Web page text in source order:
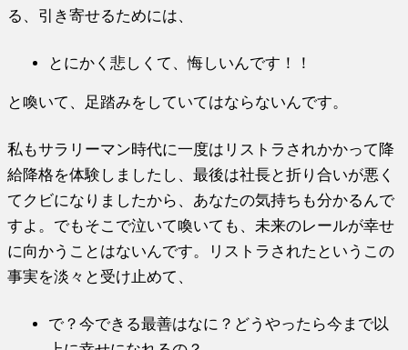
る、引き寄せるためには、
とにかく悲しくて、悔しいんです！！
と喚いて、足踏みをしていてはならないんです。
私もサラリーマン時代に一度はリストラされかかって降
給降格を体験しましたし、最後は社長と折り合いが悪く
てクビになりましたから、あなたの気持ちも分かるんで
すよ。でもそこで泣いて喚いても、未来のレールが幸せ
に向かうことはないんです。リストラされたというこの
事実を淡々と受け止めて、
で？今できる最善はなに？どうやったら今まで以